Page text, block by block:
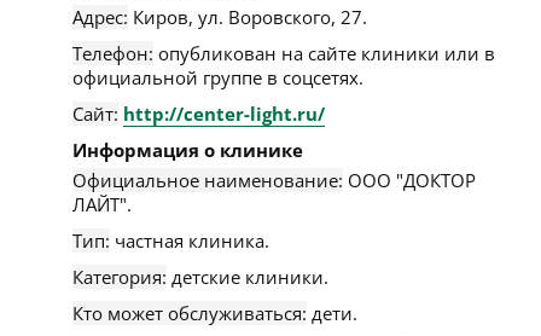
Адрес: Киров, ул. Воровского, 27.
Телефон: опубликован на сайте клиники или в
официальной группе в соцсетях.
Сайт: http://center-light.ru/
Информация о клинике
Официальное наименование: ООО "ДОКТОР
ЛАЙТ".
Тип: частная клиника.
Категория: детские клиники.
Кто может обслуживаться: дети.